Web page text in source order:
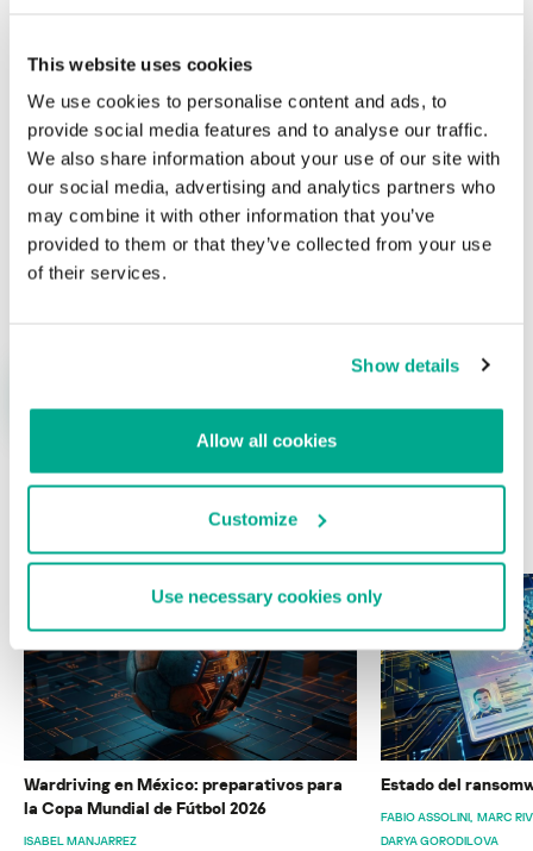
This website uses cookies
We use cookies to personalise content and ads, to
provide social media features and to analyse our traffic.
We also share information about your use of our site with
our social media, advertising and analytics partners who
may combine it with other information that you’ve
provided to them or that they’ve collected from your use
of their services.
Show details
Allow all cookies
Customize
Use necessary cookies only
Su dirección de correo electrónico no será publicada.
Nombre*
ÚLTIMAS PUBLICACIONES
Wardriving en México: preparativos para
la Copa Mundial de Fútbol 2026
ISABEL MANJARREZ
Estado del
FABIO ASSOLINI MARC
DARYA GORODILOVA